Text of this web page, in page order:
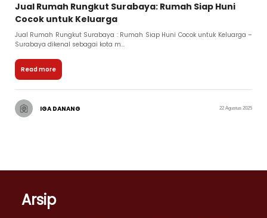
Jual Rumah Rungkut Surabaya: Rumah Siap Huni
Cocok untuk Keluarga
Jual Rumah Rungkut Surabaya : Rumah Siap Huni Cocok untuk Keluarga –
Surabaya dikenal sebagai kota m...
Read more
IGA DANANG 22 Agustus 2025
Arsip